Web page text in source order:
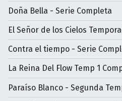
Doña Bella - Serie Completa
El Señor de los Cielos
Contra el tiempo - Serie
La Reina Del Flow Temp 1
Paraíso Blanco - Segunda